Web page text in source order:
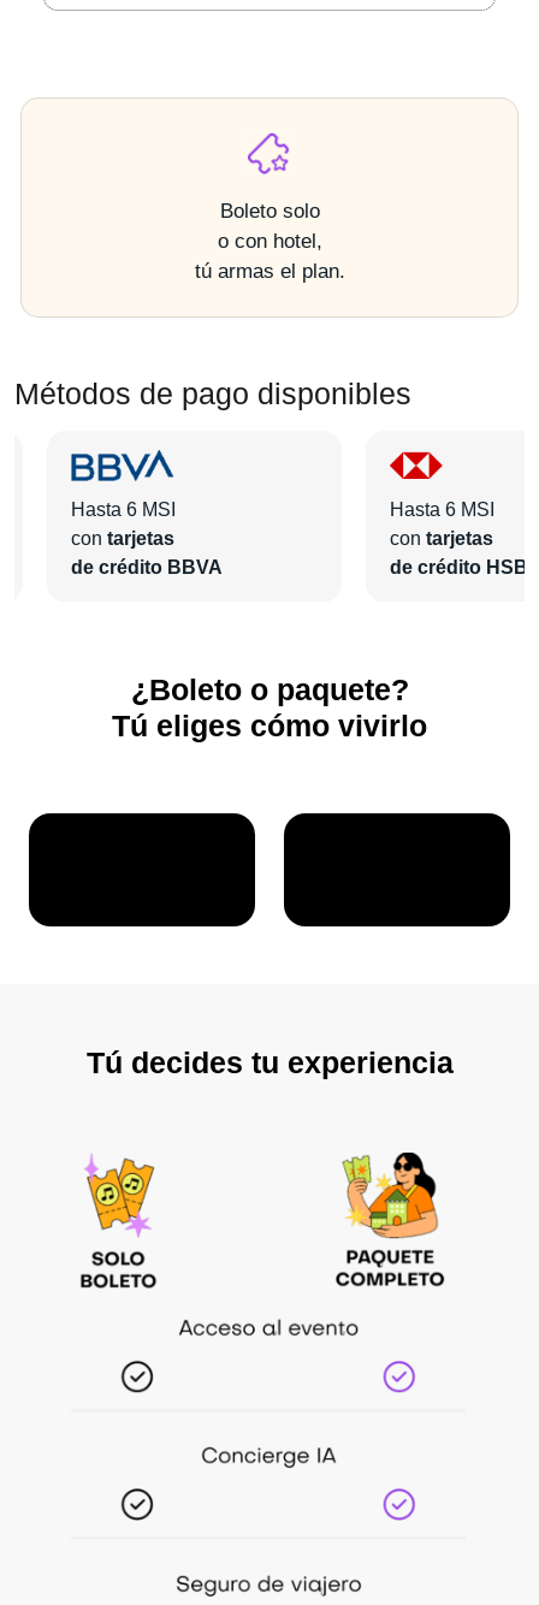
Boleto solo
o con hotel,
tú armas el plan.
Métodos de pago disponibles
Hasta 6 MSI
con tarjetas
de crédito BBVA
Hasta 6 MSI
con tarjetas
de crédito
¿Boleto o paquete?
Tú eliges cómo vivirlo
Tú decides tu experiencia